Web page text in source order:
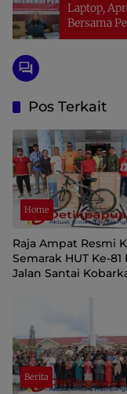
Laptop,
Bersama
Pos Terkait
Home
Raja Ampat Resmi
Semarak HUT Ke-81
Jalan Santai
Berita